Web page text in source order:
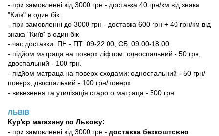
- при замовленні від 3000 грн - доставка 40 грн/км від знака
"Київ" в один бік
- при замовленні до 3000 грн - доставка 600 грн + 40 грн/км від
знака "Київ" в один бік
- час доставки: ПН - ПТ: 09-22:00, СБ: 09:00-18:00
- підйом матраца на поверх ліфтом: односпальний - 50 грн,
двоспальний - 100 грн.
- підйом матраца на поверх сходами: односпальний - 50 грн/
поверх, двоспальний - 100 грн/поверх.
- вивезення та утилізація старого матраца - 500 грн.
ЛЬВІВ
Кур'єр магазину по Львову:
- при замовленні від 3000 грн - доставка безкоштовно